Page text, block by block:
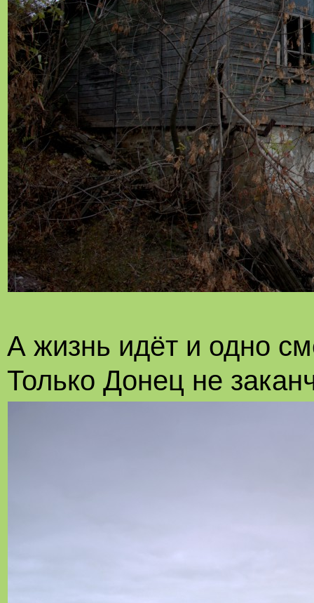
А жизнь идёт и одно
Только Донец не